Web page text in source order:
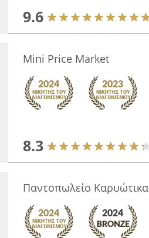
9.6
Mini Price Market
8.3
Παντοπωλείο Καρυώτικα